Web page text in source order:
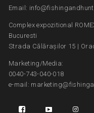
Email:
Complex expozitional
Bucuresti
Strada Călărașilor 15 |
Marketing/Media:
0040-743-040-018
e-mail: